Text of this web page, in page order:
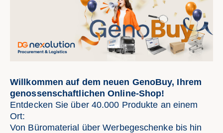
Willkommen auf dem neuen GenoBuy, Ihrem
genossenschaftlichen Online-Shop!
Entdecken Sie über 40.000 Produkte an einem
Ort:
Von Büromaterial über Werbegeschenke bis hin